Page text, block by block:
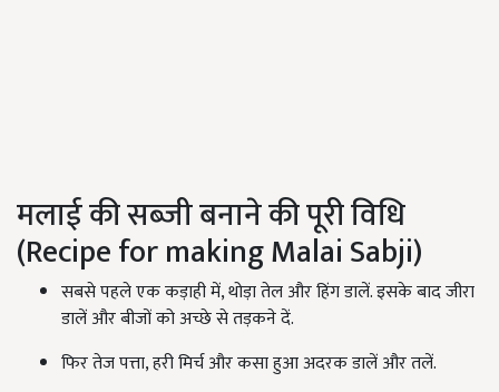
मलाई की सब्जी बनाने की पूरी विधि
(Recipe for making Malai Sabji)
सबसे पहले एक कड़ाही में, थोड़ा तेल और हिंग डालें. इसके बाद जीरा
डालें और बीजों को अच्छे से तड़कने दें.
फिर तेज पत्ता, हरी मिर्च और कसा हुआ अदरक डालें और तलें.